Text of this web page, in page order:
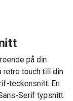
på din
retro touch till din
teckensnitt. En
Serif typsnitt.